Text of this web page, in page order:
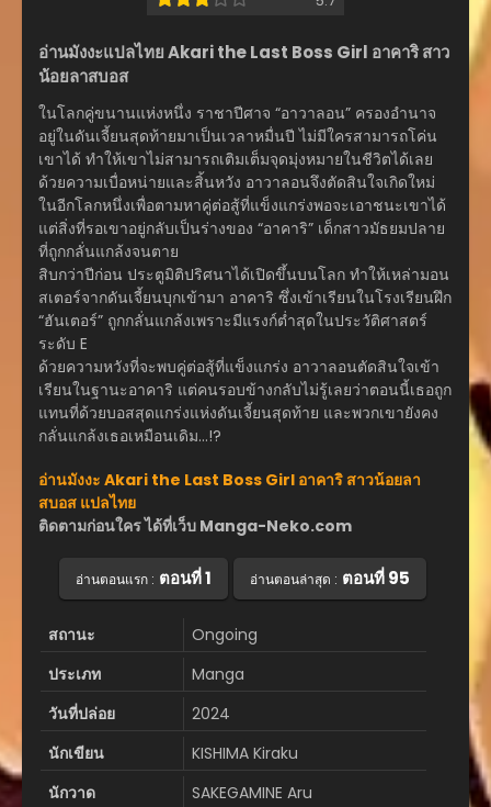
อ่านมังงะแปลไทย Akari the Last Boss Girl อาคาริ สาว
น้อยลาสบอส
ในโลกคู่ขนานแห่งหนึ่ง ราชาปีศาจ “อาวาลอน” ครองอำนาจ
อยู่ในดันเจี้ยนสุดท้ายมาเป็นเวลาหมื่นปี ไม่มีใครสามารถโค่น
เขาได้ ทำให้เขาไม่สามารถเติมเต็มจุดมุ่งหมายในชีวิตได้เลย
ด้วยความเบื่อหน่ายและสิ้นหวัง อาวาลอนจึงตัดสินใจเกิดใหม่
ในอีกโลกหนึ่งเพื่อตามหาคู่ต่อสู้ที่แข็งแกร่งพอจะเอาชนะเขาได้
แต่สิ่งที่รอเขาอยู่กลับเป็นร่างของ “อาคาริ” เด็กสาวมัธยมปลาย
ที่ถูกกลั่นแกล้งจนตาย
สิบกว่าปีก่อน ประตูมิติปริศนาได้เปิดขึ้นบนโลก ทำให้เหล่ามอน
สเตอร์จากดันเจี้ยนบุกเข้ามา อาคาริ ซึ่งเข้าเรียนในโรงเรียนฝึก
“ฮันเตอร์” ถูกกลั่นแกล้งเพราะมีแรงก์ต่ำสุดในประวัติศาสตร์
ระดับ E
ด้วยความหวังที่จะพบคู่ต่อสู้ที่แข็งแกร่ง อาวาลอนตัดสินใจเข้า
เรียนในฐานะอาคาริ แต่คนรอบข้างกลับไม่รู้เลยว่าตอนนี้เธอถูก
แทนที่ด้วยบอสสุดแกร่งแห่งดันเจี้ยนสุดท้าย และพวกเขายังคง
กลั่นแกล้งเธอเหมือนเดิม…!?
อ่านมังงะ Akari the Last Boss Girl อาคาริ สาวน้อยลา
สบอส แปลไทย
ติดตามก่อนใคร ได้ที่เว็บ Manga-Neko.com
อ่านตอนแรก : ตอนที่ 1 อ่านตอนล่าสุด : ตอนที่ 95
สถานะ
Ongoing
ประเภท
Manga
วันที่ปล่อย
2024
นักเขียน
KISHIMA Kiraku
นักวาด
SAKEGAMINE Aru